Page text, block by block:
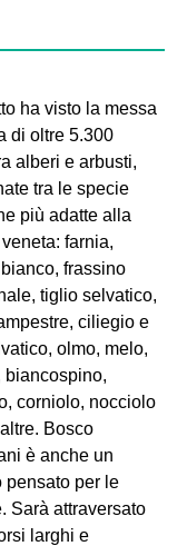
ha visto la messa
di oltre 5.300
alberi e arbusti,
tra le specie
più adatte alla
farnia,
frassino
tiglio selvatico,
ciliegio e
olmo, melo,
biancospino,
corniolo, nocciolo
Bosco
è anche un
pensato per le
Sarà attraversato
larghi e